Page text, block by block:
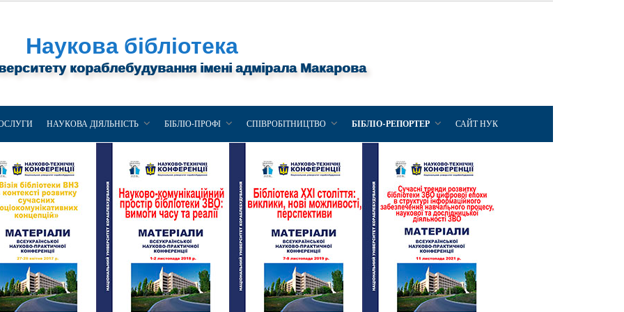
Наукова бібліотека
кораблебудування імені адмірала Макарова
НАУКОВА ДІЯЛЬНІСТЬ БІБЛІО-ПРОФІ СПІВРОБІТНИЦТВО БІБЛІО-РЕПОРТЕР САЙТ НУК